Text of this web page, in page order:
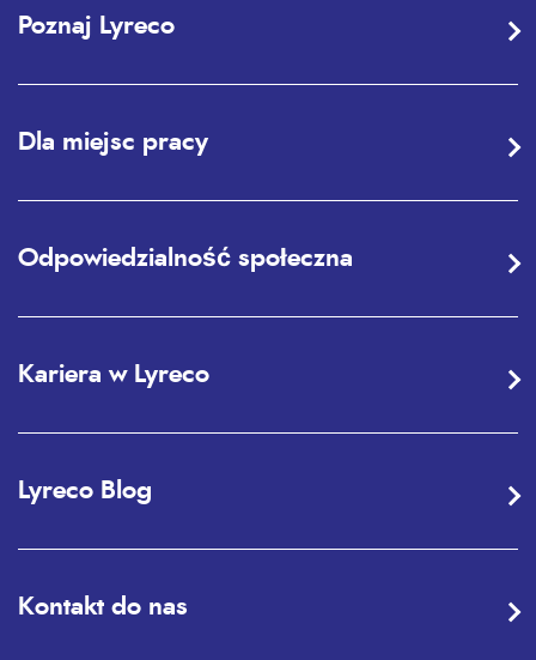
Poznaj Lyreco
Dla miejsc pracy
Odpowiedzialność społeczna
Kariera w Lyreco
Lyreco Blog
Kontakt do nas